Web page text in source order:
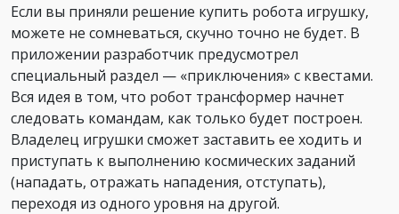
Если вы приняли решение купить робота игрушку,
можете не сомневаться, скучно точно не будет. В
приложении разработчик предусмотрел
специальный раздел — «приключения» с квестами.
Вся идея в том, что робот трансформер начнет
следовать командам, как только будет построен.
Владелец игрушки сможет заставить ее ходить и
приступать к выполнению космических заданий
(нападать, отражать нападения, отступать),
переходя из одного уровня на другой.